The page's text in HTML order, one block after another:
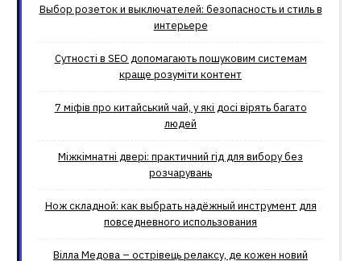
Выбор розеток и выключателей: безопасность и стиль в
интерьере
Сутності в SEO допомагають пошуковим системам
краще розуміти контент
7 міфів про китайський чай, у які досі вірять багато
людей
Міжкімнатні двері: практичний гід для вибору без
розчарувань
Нож складной: как выбрать надёжный инструмент для
повседневного использования
Вілла Медова – острівець релаксу, де кожен новий